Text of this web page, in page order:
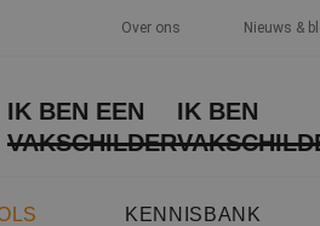
Over ons Nieuws &
IK BEN EEN
VAKSCHILDER
IK BEN
KENNISBANK